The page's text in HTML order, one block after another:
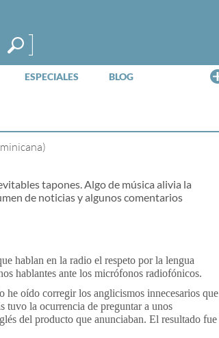
ESPECIALES BLOG
tapones. Algo de música alivia la
de noticias y algunos comentarios
hablan en la radio el respeto por la lengua
hablantes ante los micrófonos radiofónicos.
oído corregir los anglicismos innecesarios que
tuvo la ocurrencia de preguntar a unos
del producto que anunciaban. El resultado fue